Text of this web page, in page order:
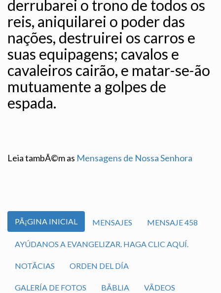
derrubarei o trono de todos os
reis, aniquilarei o poder das
nações, destruirei os carros e
suas equipagens; cavalos e
cavaleiros cairão, e matar-se-ão
mutuamente a golpes de
espada.
Leia tambÃ©m as Mensagens de Nossa Senhora
PÃ¡GINA INICIAL MENSAJES MENSAJE 458
AYÚDANOS A EVANGELIZAR. HAGA CLIC AQUÍ.
NOTÃ­CIAS ORDEN DEL DÍA
GALERÍA DE FOTOS BÃ­BLIA VÃ­DEOS